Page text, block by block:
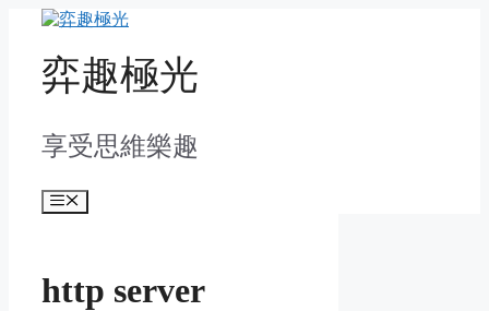
content弈趣極光
享受思維樂趣
Menu
http server